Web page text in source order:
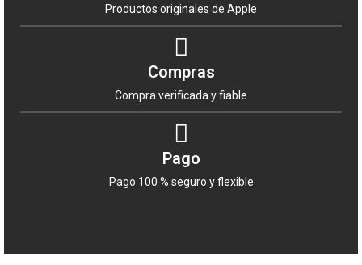
Productos originales de Apple
Compras
Compra verificada y fiable
Pago
Pago 100 % seguro y flexible